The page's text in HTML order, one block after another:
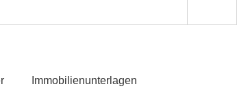
Immobilienunterlagen